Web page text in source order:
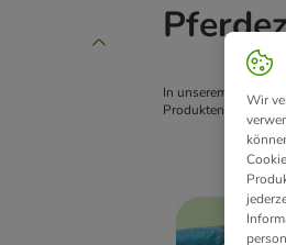
In unserem Pferde
Produkten. Der
Wir